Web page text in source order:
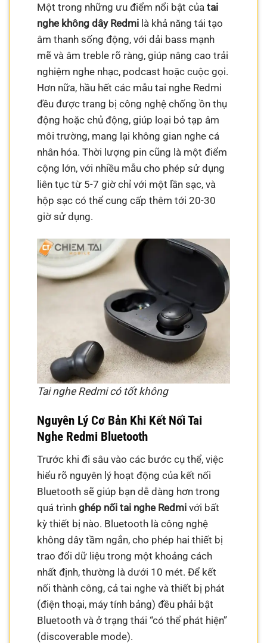
Một trong những ưu điểm nổi bật củatai
nghe không dây Redmi là khả năng tái tạo
âm thanh sống động, với dải bass mạnh
mẽ và âm treble rõ ràng, giúp nâng cao trải
nghiệm nghe nhạc, podcast hoặc cuộc gọi.
Hơn nữa, hầu hết các mẫu tai nghe Redmi
đều được trang bị công nghệ chống ồn thụ
động hoặc chủ động, giúp loại bỏ tạp âm
môi trường, mang lại không gian nghe cá
nhân hóa. Thời lượng pin cũng là một điểm
cộng lớn, với nhiều mẫu cho phép sử dụng
liên tục từ 5-7 giờ chỉ với một lần sạc, và
hộp sạc có thể cung cấp thêm tới 20-30
giờ sử dụng.
Tai nghe Redmi có tốt không
Nguyên Lý Cơ Bản Khi Kết Nối Tai
Nghe Redmi Bluetooth
Trước khi đi sâu vào các bước cụ thể, việc
hiểu rõ nguyên lý hoạt động của kết nối
Bluetooth sẽ giúp bạn dễ dàng hơn trong
quá trìnhghép nối tai nghe Redmi với bất
kỳ thiết bị nào. Bluetooth là công nghệ
không dây tầm ngắn, cho phép hai thiết bị
trao đổi dữ liệu trong một khoảng cách
nhất định, thường là dưới 10 mét. Để kết
nối thành công, cả tai nghe và thiết bị phát
(điện thoại, máy tính bảng) đều phải bật
Bluetooth và ở trạng thái “có thể phát hiện”
(discoverable mode).